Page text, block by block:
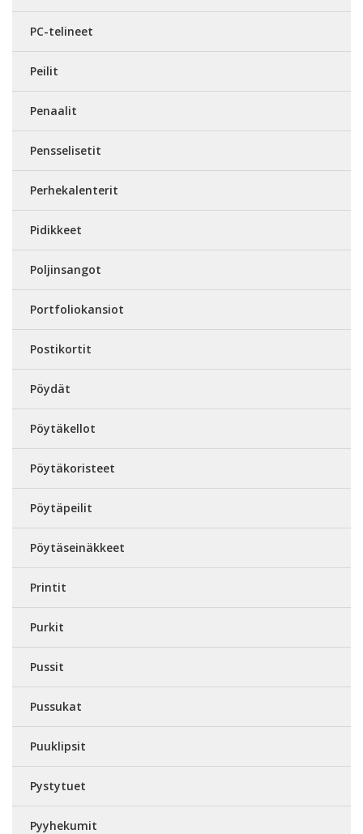
PC-telineet
Peilit
Penaalit
Pensselisetit
Perhekalenterit
Pidikkeet
Poljinsangot
Portfoliokansiot
Postikortit
Pöydät
Pöytäkellot
Pöytäkoristeet
Pöytäpeilit
Pöytäseinäkkeet
Printit
Purkit
Pussit
Pussukat
Puuklipsit
Pystytuet
Pyyhekumit